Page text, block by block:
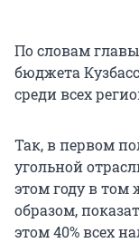
По словам
бюджета
среди всех
Так, в первом
угольной
этом году в том
образом,
этом 40% всех